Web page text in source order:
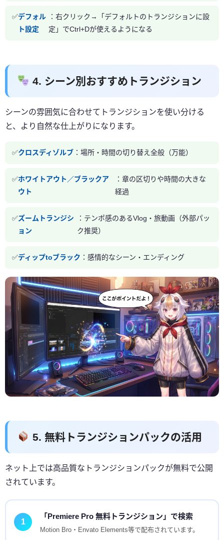
デフォル
ト設定
：右クリック→「デフォルトのトランジションに設
定」でCtrl+Dが使えるようになる
4. シーン別おすすめトランジション
シーンの雰囲気に合わせてトランジションを使い分ける
と、より自然な仕上がりになります。
クロスディゾルブ ：場所・時間の切り替え全般（万能）
ホワイトアウト／ブラックア
ウト
：章の区切りや時間の大きな
経過
ズームトランジシ
ョン
：テンポ感のあるVlog・旅動画（外部パッ
ク推奨）
ディップtoブラック ：感情的なシーン・エンディング
5. 無料トランジションパックの活用
ネット上では高品質なトランジションパックが無料で公開
されています。
1
「Premiere Pro 無料トランジション」で検索
Motion Bro・Envato Elements等で配布されています。